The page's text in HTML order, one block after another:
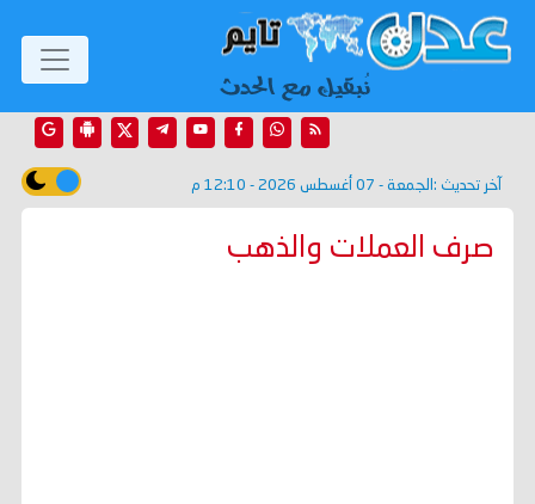
آخر تحديث : الجمعة - 07 أغسطس 2026 - 12:10 م
صرف العملات والذهب